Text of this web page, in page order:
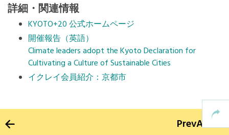
詳細・関連情報
KYOTO+20 公式ホームページ
開催報告（英語）
Climate leaders adopt the Kyoto Declaration for
Cultivating a Culture of Sustainable Cities
イクレイ会員紹介：京都市
PrevArticle